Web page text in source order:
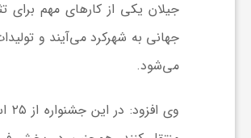
جیلان یکی از کارهای مهم برای
جهانی به شهرکرد می‌آیند و
می‌شود.
وی افزود: در این جشنواره از ۲۵ استان تولیدکننده